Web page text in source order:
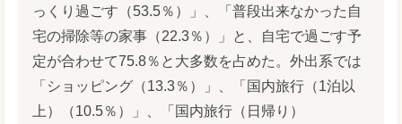
っくり過ごす（53.5％）」、「普段出来なかった自
宅の掃除等の家事（22.3％）」と、自宅で過ごす予
定が合わせて75.8％と大多数を占めた。外出系では
「ショッピング（13.3％）」、「国内旅行（1泊以
上）（10.5％）」、「国内旅行（日帰り）